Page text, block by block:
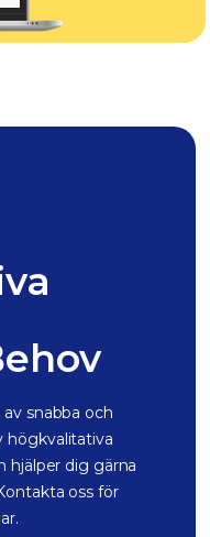
snabba och
högkvalitativa
hjälper dig gärna
oss för